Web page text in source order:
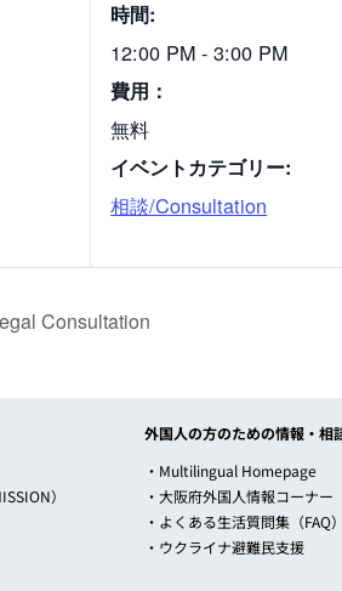
時間:
12:00 PM - 3:00 PM
費用：
無料
イベントカテゴリー:
相談/Consultation
Consultation
）
外国人の方のための情報・相
・Multilingual Homepage
・大阪府外国人情報コーナー
・よくある生活質問集（FAQ）
・ウクライナ避難民支援